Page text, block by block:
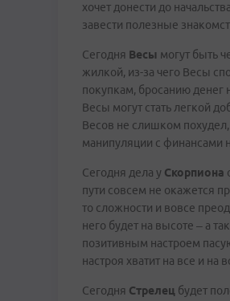
хочет донести до
завести полезные
Сегодня Весы могут быть
жилкой, из-за чего Весы
покупкам, бросанию денег
Весы могут стать легкой
Весов не слишком
манипуляции с финансами
Сегодня дела у Скорпиона
пути совсем не окажется
то сложности и вовсе
него будет на высоте – а
позитивным настроем
настроя хватит на все и на
Сегодня Стрелец будет